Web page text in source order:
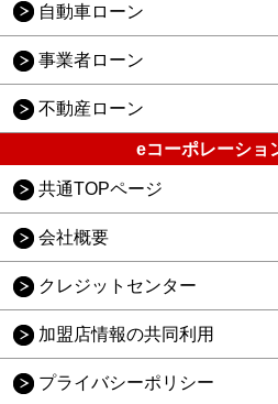
自動車ローン
事業者ローン
不動産ローン
eコーポレーショ
共通TOPページ
会社概要
クレジットセンター
加盟店情報の共同利用
プライバシーポリシー